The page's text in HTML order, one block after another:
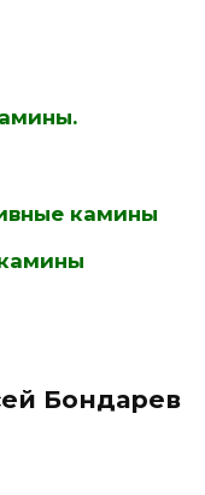
камины
Бондарев